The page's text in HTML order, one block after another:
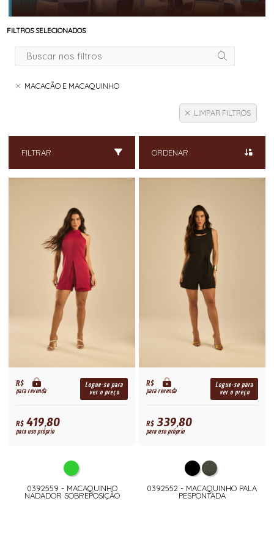
FILTROS SELECIONADOS
MACACÃO E MACAQUINHO
LIMPAR FILTROS
FILTRAR ORDENAR
R$
para revenda
Logue-se para
ver o preço
R$419,80
para uso próprio
0392559 - MACAQUINHO
NADADOR SOBREPOSIÇÃO
R$
para revenda
Logue-se para
ver o preço
R$339,80
para uso próprio
0392552 - MACAQUINHO PALA
PESPONTADA